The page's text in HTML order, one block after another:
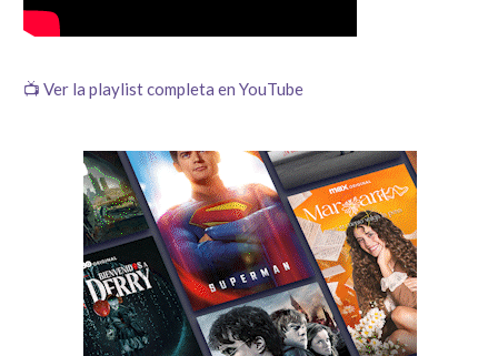
📺 Ver la playlist completa en YouTube